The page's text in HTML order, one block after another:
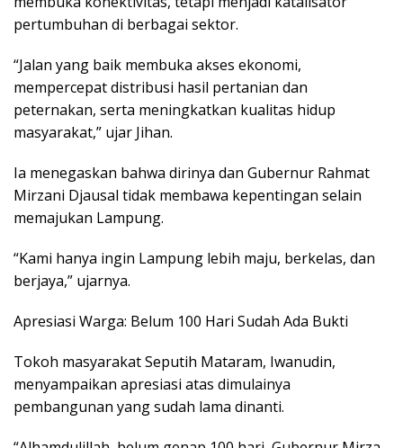
pertumbuhan di berbagai sektor.
“Jalan yang baik membuka akses ekonomi,
mempercepat distribusi hasil pertanian dan
peternakan, serta meningkatkan kualitas hidup
masyarakat,” ujar Jihan.
Ia menegaskan bahwa dirinya dan Gubernur Rahmat
Mirzani Djausal tidak membawa kepentingan selain
memajukan Lampung.
“Kami hanya ingin Lampung lebih maju, berkelas, dan
berjaya,” ujarnya.
Apresiasi Warga: Belum 100 Hari Sudah Ada Bukti
Tokoh masyarakat Seputih Mataram, Iwanudin,
menyampaikan apresiasi atas dimulainya
pembangunan yang sudah lama dinanti.